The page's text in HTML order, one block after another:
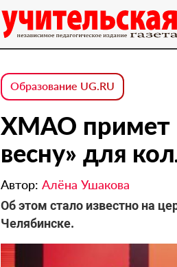
Образование UG.RU
ХМАО примет
весну» для
Автор: Алёна Ушакова
Об этом стало известно на
Челябинске.